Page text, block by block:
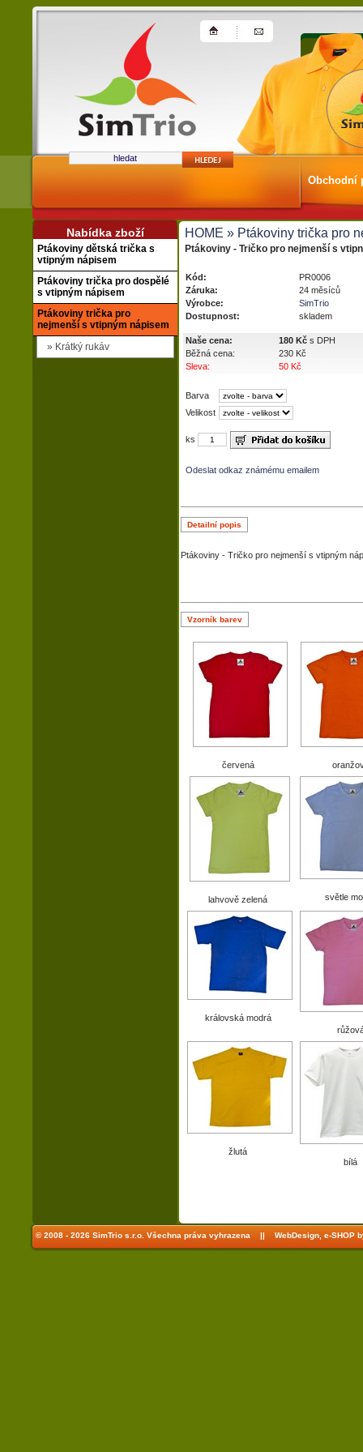
Obchodní
Nabídka zboží
Ptákoviny dětská trička s
vtipným nápisem
Ptákoviny trička pro dospělé
s vtipným nápisem
Ptákoviny trička pro
nejmenší s vtipným nápisem
» Krátký rukáv
HOME » Ptákoviny trička pro
Ptákoviny - Tričko pro nejmenší s
Kód:
PR0006
Záruka:
24 měsíců
Výrobce:
SimTrio
Dostupnost:
skladem
Naše cena: 180 Kč s DPH
Běžná cena:
230 Kč
Sleva:
50 Kč
Barva
Velikost
ks
Odeslat odkaz známému emailem
Detailní popis
Ptákoviny - Tričko pro nejmenší s vtipným
Vzorník barev
červená
lahvově zelená světle
královská modrá
žlutá
bílá
© 2008 - 2026 SimTrio s.r.o. Všechna práva vyhrazena || WebDesign, e-SHOP